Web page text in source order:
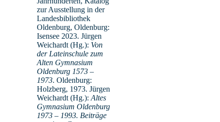
zur Ausstellung in der
Landesbibliothek
Oldenburg, Oldenburg:
Isensee 2023. Jürgen
Weichardt (Hg.): Von
der Lateinschule zum
Alten Gymnasium
Oldenburg 1573 –
1973. Oldenburg:
Holzberg, 1973. Jürgen
Weichardt (Hg.): Altes
Gymnasium Oldenburg
1973 – 1993. Beiträge